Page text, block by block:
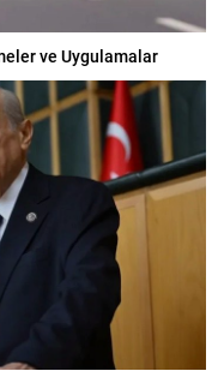
ve Uygulamalar